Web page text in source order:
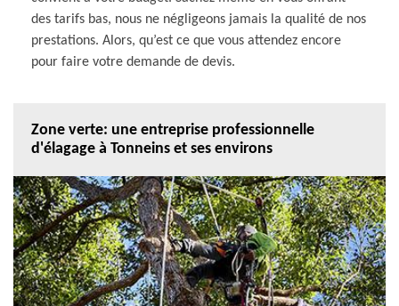
des tarifs bas, nous ne négligeons jamais la qualité de nos
prestations. Alors, qu’est ce que vous attendez encore
pour faire votre demande de devis.
Zone verte: une entreprise professionnelle
d'élagage à Tonneins et ses environs